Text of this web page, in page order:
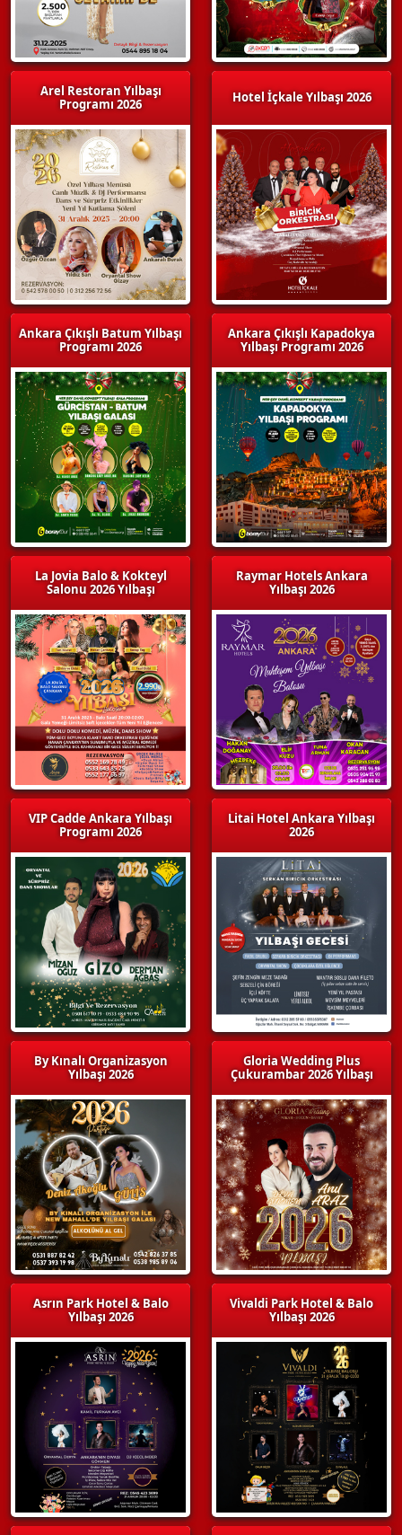
Arel Restoran Yılbaşı
Programı 2026
Ankara Çıkışlı Batum Yılbaşı
Programı 2026
La Jovia Balo & Kokteyl
Salonu 2026 Yılbaşı
VIP Cadde Ankara Yılbaşı
Programı 2026
By Kınalı Organizasyon
Yılbaşı 2026
Asrın Park Hotel & Balo
Yılbaşı 2026
Hotel İçkale Yılbaşı 2026
Ankara Çıkışlı Kapadokya
Yılbaşı Programı 2026
Raymar Hotels Ankara
Yılbaşı 2026
Litai Hotel Ankara Yılbaşı
2026
Gloria Wedding Plus
Çukurambar 2026 Yılbaşı
Vivaldi Park Hotel & Balo
Yılbaşı 2026